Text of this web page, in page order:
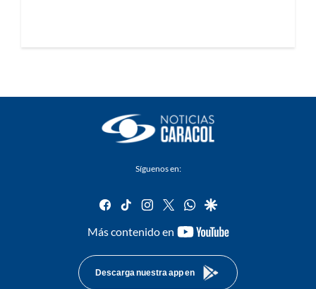
Síguenos en:
facebook
tiktok instagram
twitterwhatsapp
google
Más contenido en
youtube-
Descarga nuestra app en